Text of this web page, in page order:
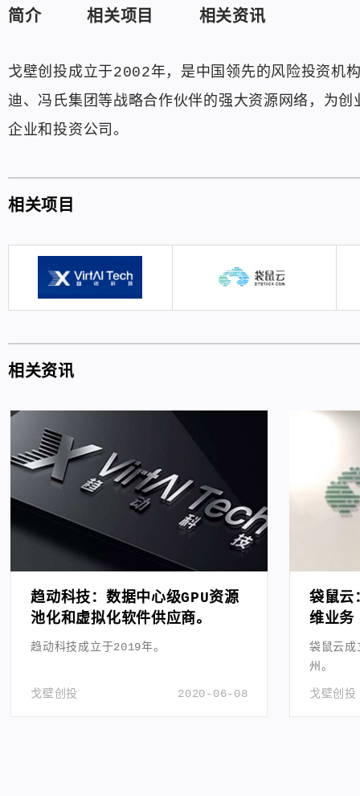
简介 相关项目 相关资讯
戈壁创投成立于2002年，是中国领先的风险投资机
迪、冯氏集团等战略合作伙伴的强大资源网络，为
企业和投资公司。
相关项目
相关资讯
趋动科技：数据中心级GPU资源
池化和虚拟化软件供应商。
趋动科技成立于2019年。
2020-06-08
戈壁创投
袋鼠云
维业务
袋鼠云
州。
戈壁创投